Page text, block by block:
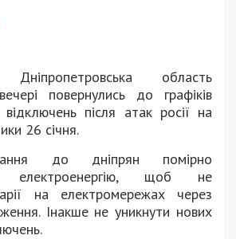
область
повернулись до графіків
відключень після атак росії на
26 січня.
до дніпрян помірно
електроенергію, щоб не
на електромережах через
Інакше не уникнути нових